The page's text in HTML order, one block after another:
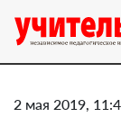
2 мая 2019,